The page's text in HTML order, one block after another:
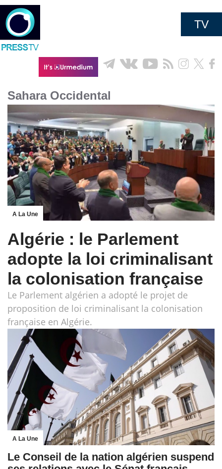
TV
Sahara Occidental
A La Une
Algérie : le Parlement
adopte la loi criminalisant
la colonisation française
Le Parlement algérien a adopté le projet de
proposition de loi criminalisant la colonisation
française en Algérie.
A La Une
Le Conseil de la nation algérien suspend